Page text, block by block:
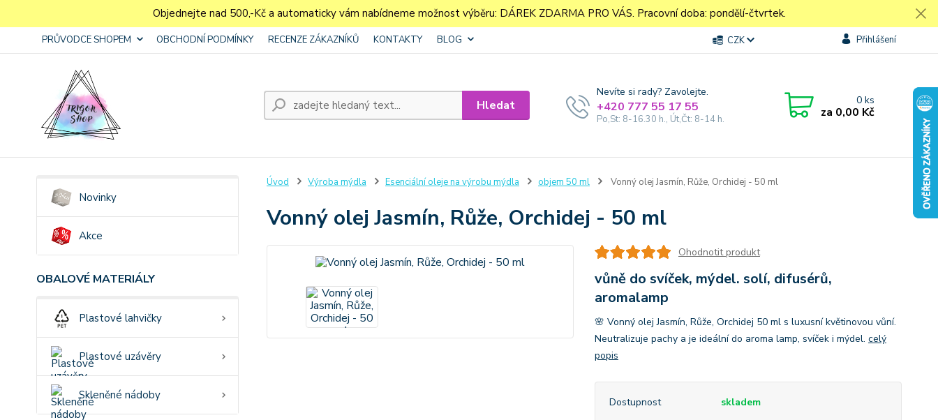
Objednejte nad 500,-Kč a automaticky vám nabídneme možnost výběru: DÁREK ZDARMA PRO VÁS. Pracovní doba: pondělí-čtvrtek.
PRŮVODCE SHOPEM OBCHODNÍ PODMÍNKY RECENZE ZÁKAZNÍKŮ KONTAKTY BLOG CZK Přihlášení
Hledat
Nevíte si rady? Zavolejte.
+420 777 55 17 55
Po,St: 8-16.30 h., Út,Čt: 8-14 h.
0ks
za 0,00 Kč
Novinky
Akce
OBALOVÉ MATERIÁLY
Plastové lahvičky
Plastové uzávěry
Skleněné nádoby
Úvod Výroba mýdla Esenciální oleje na výrobu mýdla objem 50 ml Vonný olej Jasmín, Růže, Orchidej - 50 ml
Vonný olej Jasmín, Růže, Orchidej - 50 ml
Ohodnotit produkt
vůně do svíček, mýdel. solí, difusérů,
aromalamp
🌸 Vonný olej Jasmín, Růže, Orchidej 50 ml s luxusní květinovou vůní.
Neutralizuje pachy a je ideální do aroma lamp, svíček i mýdel. celý
popis
Dostupnost skladem